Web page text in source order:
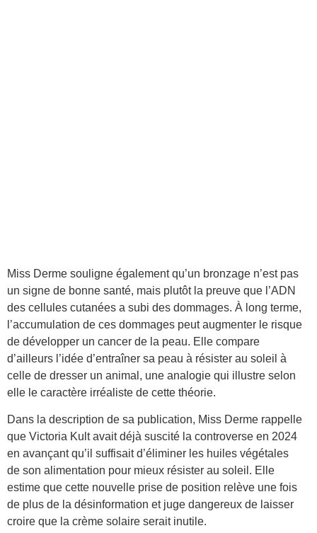
Miss Derme souligne également qu’un bronzage n’est pas
un signe de bonne santé, mais plutôt la preuve que l’ADN
des cellules cutanées a subi des dommages. À long terme,
l’accumulation de ces dommages peut augmenter le risque
de développer un cancer de la peau. Elle compare
d’ailleurs l’idée d’entraîner sa peau à résister au soleil à
celle de dresser un animal, une analogie qui illustre selon
elle le caractère irréaliste de cette théorie.
Dans la description de sa publication, Miss Derme rappelle
que Victoria Kult avait déjà suscité la controverse en 2024
en avançant qu’il suffisait d’éliminer les huiles végétales
de son alimentation pour mieux résister au soleil. Elle
estime que cette nouvelle prise de position relève une fois
de plus de la désinformation et juge dangereux de laisser
croire que la crème solaire serait inutile.